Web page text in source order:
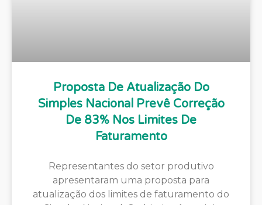
Proposta De Atualização Do
Simples Nacional Prevê Correção
De 83% Nos Limites De
Faturamento
Representantes do setor produtivo
apresentaram uma proposta para
atualização dos limites de faturamento do